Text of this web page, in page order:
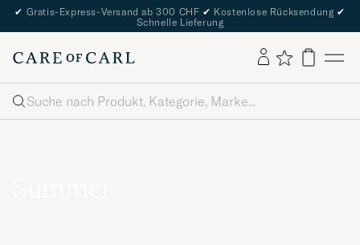
✔ Gratis-Express-Versand ab 300 CHF ✔ Kostenlose Rücksendung ✔
Schnelle Lieferung
Suche